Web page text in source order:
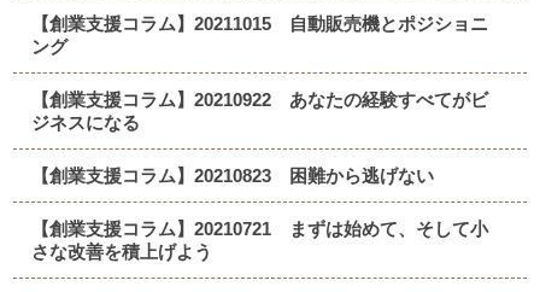
【創業支援コラム】20211015 自動販売機とポジショニ
ング
【創業支援コラム】20210922 あなたの経験すべてがビ
ジネスになる
【創業支援コラム】20210823 困難から逃げない
【創業支援コラム】20210721 まずは始めて、そして小
さな改善を積上げよう